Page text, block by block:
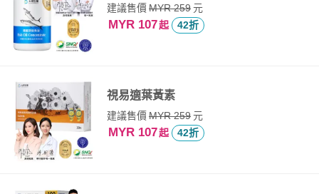
建議售價MYR 259元
MYR 107起 42折
視易適葉黃素
建議售價MYR 259元
MYR 107起 42折